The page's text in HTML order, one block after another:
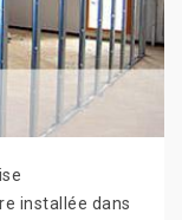
installée dans